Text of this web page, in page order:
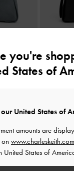
ーバッグ Aislin アシ
ブラック
you're
States of
United States of
amounts are
United States of